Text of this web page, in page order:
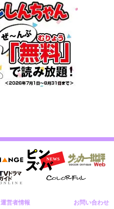
運営者情報 お問い合わせ